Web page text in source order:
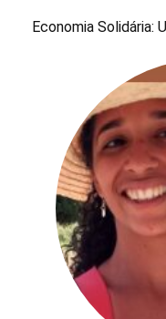
Economia Solidária: